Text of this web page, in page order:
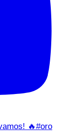
🔥#oro